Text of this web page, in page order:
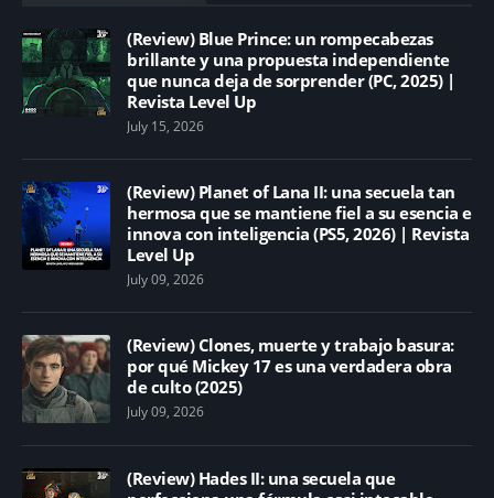
(Review) Blue Prince: un rompecabezas
brillante y una propuesta independiente
que nunca deja de sorprender (PC, 2025) |
Revista Level Up
July 15, 2026
(Review) Planet of Lana II: una secuela tan
hermosa que se mantiene fiel a su esencia e
innova con inteligencia (PS5, 2026) | Revista
Level Up
July 09, 2026
(Review) Clones, muerte y trabajo basura:
por qué Mickey 17 es una verdadera obra
de culto (2025)
July 09, 2026
(Review) Hades II: una secuela que